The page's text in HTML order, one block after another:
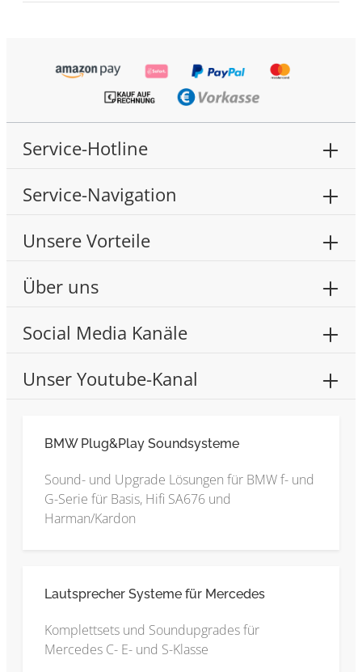
Service-Hotline
Service-Navigation
Unsere Vorteile
Über uns
Social Media Kanäle
Unser Youtube-Kanal
BMW Plug&Play Soundsysteme
Sound- und Upgrade Lösungen für BMW f- und
G-Serie für Basis, Hifi SA676 und
Harman/Kardon
Lautsprecher Systeme für Mercedes
Komplettsets und Soundupgrades für
Mercedes C- E- und S-Klasse